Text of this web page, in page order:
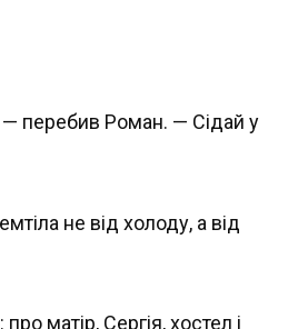
перебив Роман. — Сідай у
не від холоду, а від
матір, Сергія, хостел і